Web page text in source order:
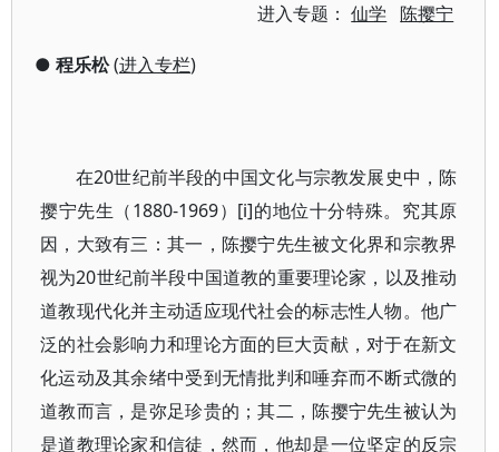
进入专题：仙学 陈撄宁
● 程乐松(进入专栏)
在20世纪前半段的中国文化与宗教发展史中，陈
撄宁先生（1880-1969）[i]的地位十分特殊。究其原
因，大致有三：其一，陈撄宁先生被文化界和宗教界
视为20世纪前半段中国道教的重要理论家，以及推动
道教现代化并主动适应现代社会的标志性人物。他广
泛的社会影响力和理论方面的巨大贡献，对于在新文
化运动及其余绪中受到无情批判和唾弃而不断式微的
道教而言，是弥足珍贵的；其二，陈撄宁先生被认为
是道教理论家和信徒，然而，他却是一位坚定的反宗